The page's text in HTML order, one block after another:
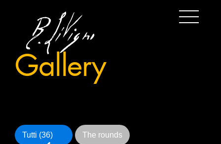
Gallery
Tutti (36) The rounds